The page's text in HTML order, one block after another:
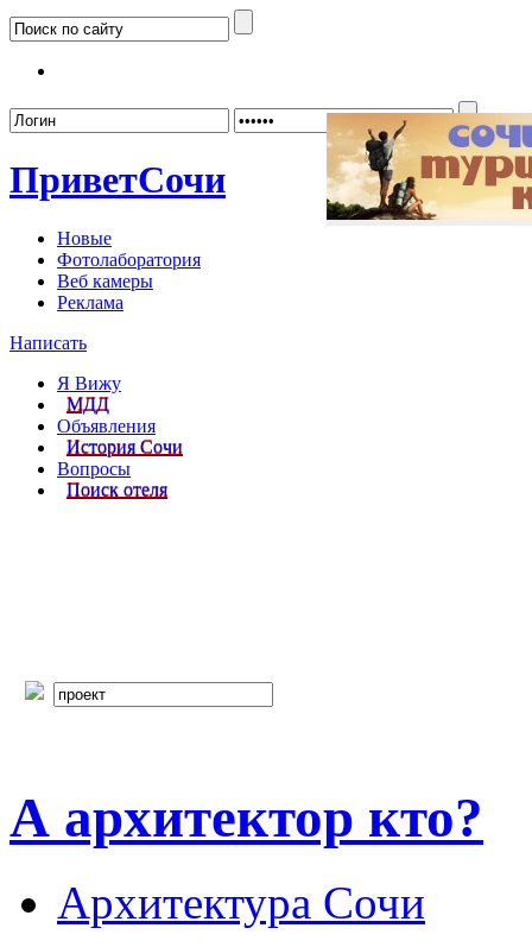
ПриветСочи
Новые
Фотолаборатория
Веб камеры
Реклама
Написать
Я Вижу
МДД
Объявления
История Сочи
Вопросы
Поиск отеля
А архитектор кто?
Архитектура Сочи